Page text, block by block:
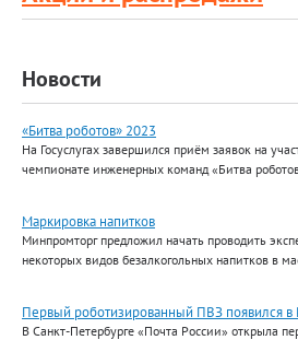
Новости
«Битва роботов» 2023
На Госуслугах завершился приём заявок на
чемпионате инженерных команд «Битва
Маркировка напитков
Минпромторг предложил начать проводить
некоторых видов безалкогольных напитков в
Первый роботизированный ПВЗ появился в
В Санкт-Петербурге «Почта России» открыла